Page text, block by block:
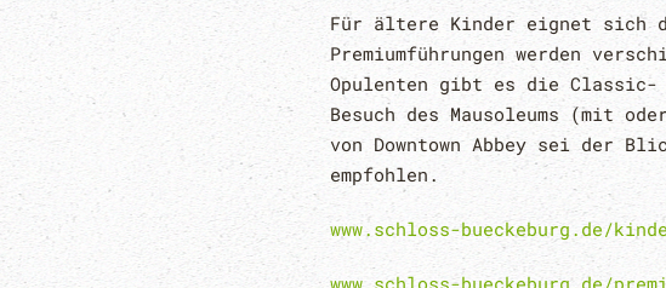
Für ältere Kinder eignet sich
Premiumführungen werden
Opulenten gibt es die
Besuch des Mausoleums (mit
von Downtown Abbey sei der
empfohlen.
www.schloss-bueckeburg.de/
www.schloss-bueckeburg.de/